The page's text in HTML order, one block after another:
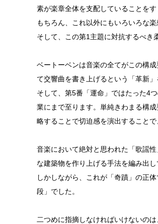
素が楽章全体を支配していることをす
もちろん、これ以外にもいろいろな
そして、この第1主題に対抗するべき
ベートーベンは音楽の全てがこの構
て交響曲を書き上げるという「革新」
そして、第5番「運命」ではたった4
業にまで至ります。単純きわまる構
略することで切迫感を演出すること
音楽において絶対と思われた「歌謡
な建築物を作り上げる手法を編み出し
しかしながら、これが「奇蹟」の正
段」でした。
二つめに指摘しなければいけないの